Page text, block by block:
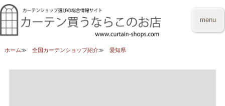
menu
ホーム 全国カーテンショップ紹介 愛知県